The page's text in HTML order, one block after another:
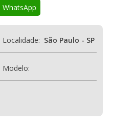
Localidade: São Paulo - SP
Modelo: